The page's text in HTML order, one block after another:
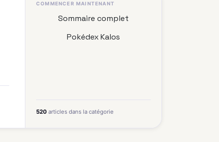
COMMENCER MAINTENANT
Sommaire complet
Pokédex Kalos
520 articles dans la catégorie